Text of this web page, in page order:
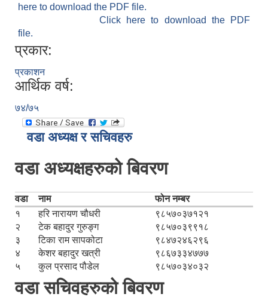
here to download the PDF file.
Click here to download the PDF
file.
प्रकार:
प्रकाशन
आर्थिक वर्ष:
७४/७५
वडा अध्यक्ष र सचिवहरु
वडा अध्यक्षहरुको बिवरण
वडा नाम
फोन नम्बर
१
हरि नारायण चौधरी
९८५७०३७१२१
२
टेक बहादुर गुरुङ्ग
९८५७०३९९१८
३
टिका राम सापकोटा
९८४७२४६२९६
४
केशर बहादुर खत्री
९८६७३३४७७७
५
कुल प्रसाद पौडेल ९८५७०३४०३२
वडा सचिवहरुको बिवरण